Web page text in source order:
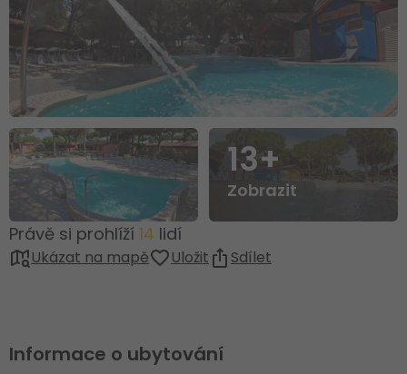
13+
Zobrazit
Právě si prohlíží 14 lidí
Ukázat na mapě Uložit Sdílet
Informace o ubytování